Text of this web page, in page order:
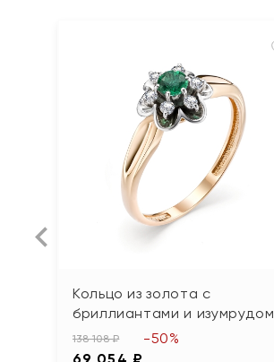
Кольцо из золота с
бриллиантами и изумрудом
138 108 ₽ -50%